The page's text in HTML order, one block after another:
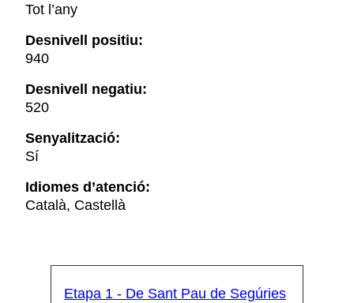
Tot l’any
Desnivell positiu:
940
Desnivell negatiu:
520
Senyalització:
Sí
Idiomes d’atenció:
Català, Castellà
Etapa 1 - De Sant Pau de Segúries